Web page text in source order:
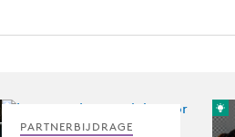
PARTNERBIJDRAGE